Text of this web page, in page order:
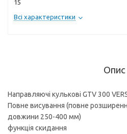
15
Всі характеристики
Опис
Направляючі кулькові GTV 300
Повне висування (повне
довжини 250-400 мм)
функція скидання